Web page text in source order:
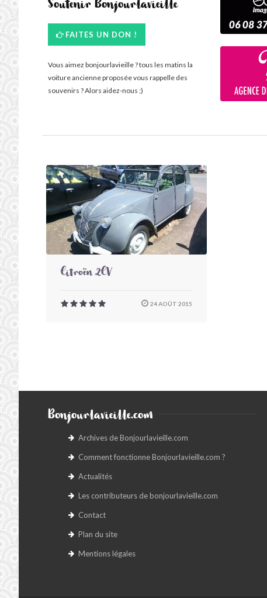
Soutenir Bonjourlavieille
FAITES UN DON !
Vous aimez bonjourlavieille ? tous les matins la
voiture ancienne proposée vous rappelle des
souvenirs ? Alors aidez-nous ;)
Citroën 2CV
24 AOÛT 2015
Bonjourlavieille.com
Archives de Bonjourlavieille.com
Comment fonctionne Bonjourlavieille.com ?
Actualités
Les contributeurs de bonjourlavieille.com
Contact
Plan du site
Mentions légales